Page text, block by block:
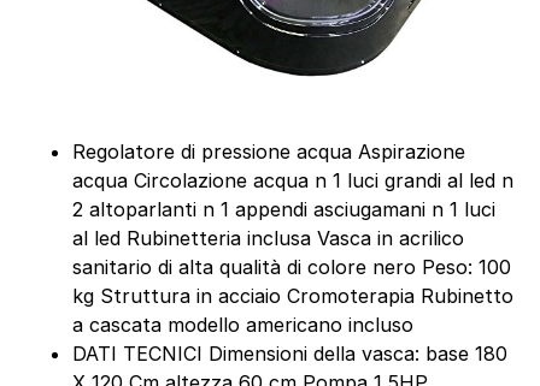
Regolatore di pressione acqua Aspirazione
acqua Circolazione acqua n 1 luci grandi al led n
2 altoparlanti n 1 appendi asciugamani n 1 luci
al led Rubinetteria inclusa Vasca in acrilico
sanitario di alta qualità di colore nero Peso: 100
kg Struttura in acciaio Cromoterapia Rubinetto
a cascata modello americano incluso
DATI TECNICI Dimensioni della vasca: base 180